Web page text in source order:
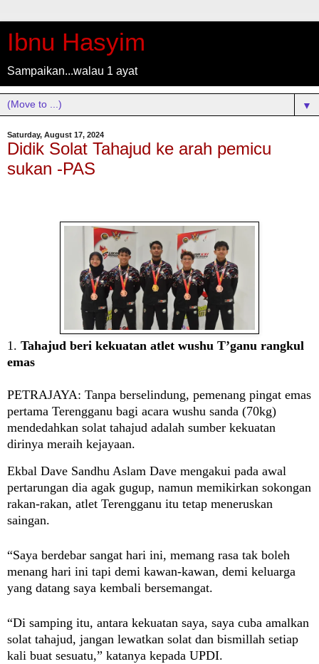
Ibnu Hasyim
Sampaikan...walau 1 ayat
▼
Saturday, August 17, 2024
Didik Solat Tahajud ke arah pemicu
sukan -PAS
1. Tahajud beri kekuatan atlet wushu T’ganu rangkul
emas
PETRAJAYA: Tanpa berselindung, pemenang pingat emas
pertama Terengganu bagi acara wushu sanda (70kg)
mendedahkan solat tahajud adalah sumber kekuatan
dirinya meraih kejayaan.
Ekbal Dave Sandhu Aslam Dave mengakui pada awal
pertarungan dia agak gugup, namun memikirkan sokongan
rakan-rakan, atlet Terengganu itu tetap meneruskan
saingan.
“Saya berdebar sangat hari ini, memang rasa tak boleh
menang hari ini tapi demi kawan-kawan, demi keluarga
yang datang saya kembali bersemangat.
“Di samping itu, antara kekuatan saya, saya cuba amalkan
solat tahajud, jangan lewatkan solat dan bismillah setiap
kali buat sesuatu,” katanya kepada UPDI.